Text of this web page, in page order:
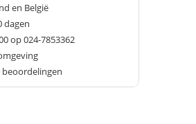
en België
dagen
op 024-7853362
beoordelingen